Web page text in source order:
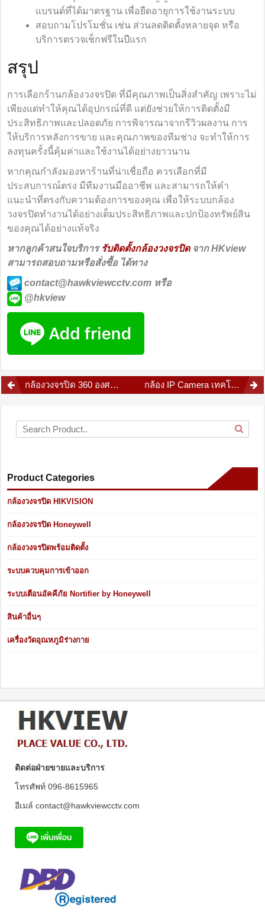
แบรนด์ที่ได้มาตรฐาน เพื่อยืดอายุการใช้งานระบบ
สอบถามโปรโมชั่น เช่น ส่วนลดติดตั้งหลายจุด หรือ
บริการตรวจเช็กฟรีในปีแรก
สรุป
การเลือกร้านกล้องวงจรปิด ที่มีคุณภาพเป็นสิ่งสำคัญ เพราะไม่
เพียงแต่ทำให้คุณได้อุปกรณ์ที่ดี แต่ยังช่วยให้การติดตั้งมี
ประสิทธิภาพและปลอดภัย การพิจารณาจากรีวิวผลงาน การ
ให้บริการหลังการขาย และคุณภาพของทีมช่าง จะทำให้การ
ลงทุนครั้งนี้คุ้มค่าและใช้งานได้อย่างยาวนาน
หากคุณกำลังมองหาร้านที่น่าเชื่อถือ ควรเลือกที่มี
ประสบการณ์ตรง มีทีมงานมืออาชีพ และสามารถให้คำ
แนะนำที่ตรงกับความต้องการของคุณ เพื่อให้ระบบกล้อง
วงจรปิดทำงานได้อย่างเต็มประสิทธิภาพและปกป้องทรัพย์สิน
ของคุณได้อย่างแท้จริง
หากลูกค้าสนใจบริการ รับติดตั้งกล้องวงจรปิดจาก HKview
สามารถสอบถามหรือสั่งซื้อ ได้ทาง
contact@hawkviewcctv.com หรือ
@hkview
Postกล้องวงจรปิด 360 องศา หรือ Fisheye กล้อง IP Camera เทคโนโลยีอัจฉริยะเพื่อความปลอดภัยยุคดิจิทัล
Product Categories
กล้องวงจรปิด HIKVISION
กล้องวงจรปิด Honeywell
กล้องวงจรปิดพร้อมติดตั้ง
ระบบควบคุมการเข้าออก
ระบบเตือนอัคคีภัย Nortifier by Honeywell
สินค้าอื่นๆ
เครื่องวัดอุณหภูมิร่างกาย
ติดต่อฝ่ายขายและบริการ
โทรศัพท์ 096-8615965
อีเมล์ contact@hawkviewcctv.com